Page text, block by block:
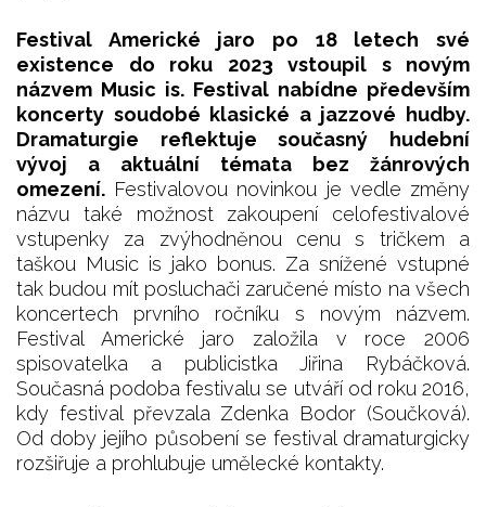
Festival Americké jaro po 18 letech své
existence do roku 2023 vstoupil s novým
názvem Music is. Festival nabídne především
koncerty soudobé klasické a jazzové hudby.
Dramaturgie reflektuje současný hudební
vývoj a aktuální témata bez žánrových
omezení. Festivalovou novinkou je vedle změny
názvu také možnost zakoupení celofestivalové
vstupenky za zvýhodněnou cenu s tričkem a
taškou Music is jako bonus. Za snížené vstupné
tak budou mít posluchači zaručené místo na všech
koncertech prvního ročníku s novým názvem.
Festival Americké jaro založila v roce 2006
spisovatelka a publicistka Jiřina Rybáčková.
Současná podoba festivalu se utváří od roku 2016,
kdy festival převzala Zdenka Bodor (Součková).
Od doby jejího působení se festival dramaturgicky
rozšiřuje a prohlubuje umělecké kontakty.